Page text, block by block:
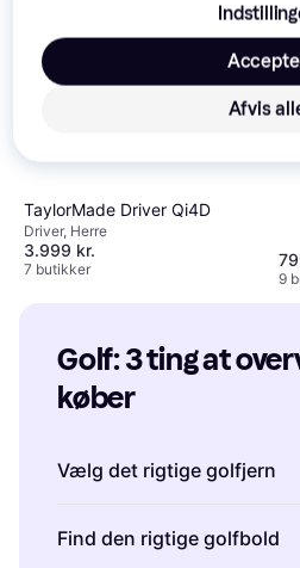
TaylorMade Driver Qi4D
Driver, Herre
3.999 kr.
7 butikker
9
Golf: 3 ting at
køber
Vælg det rigtige golfjern
tage højde for din
Find den rigtige golfbold
Afvis